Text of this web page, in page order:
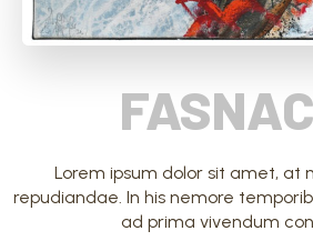
Lorem ipsum dolor sit amet, at
repudiandae. In his nemore
ad prima vivendum